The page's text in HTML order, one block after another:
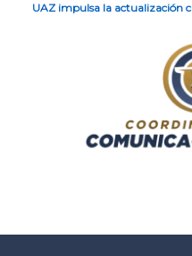
UAZ impulsa la actualización